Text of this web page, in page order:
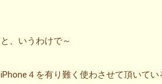
と、いうわけで～
iPhone４を有り難く使わさせて頂いてい